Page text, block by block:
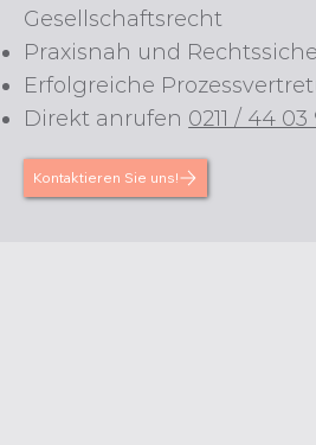
Gesellschaftsrecht
Praxisnah und
Erfolgreiche
Direkt anrufen 0211 / 44 03
!Kontaktieren Sie uns